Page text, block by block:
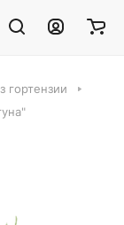
гортензии